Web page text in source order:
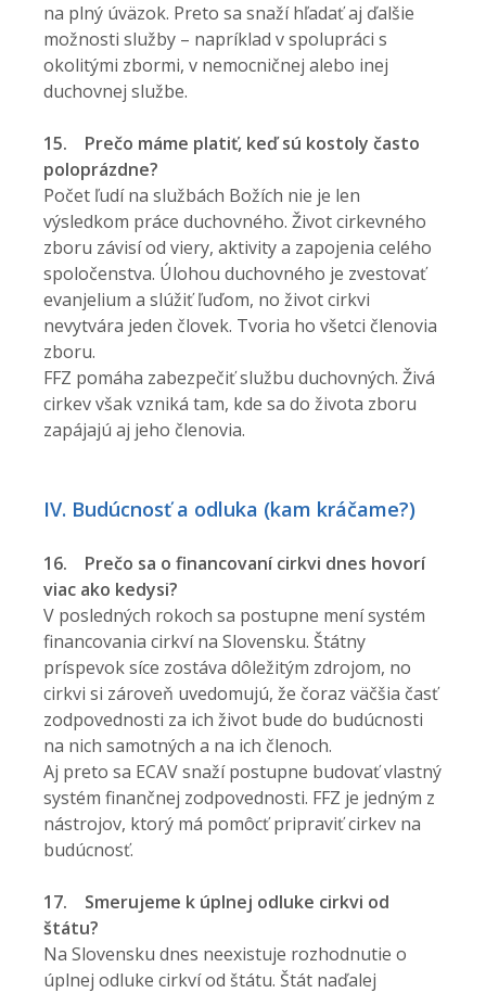
na plný úväzok. Preto sa snaží hľadať aj ďalšie
možnosti služby – napríklad v spolupráci s
okolitými zbormi, v nemocničnej alebo inej
duchovnej službe.
15.
Prečo máme platiť, keď sú kostoly často
poloprázdne?
Počet ľudí na službách Božích nie je len
výsledkom práce duchovného. Život cirkevného
zboru závisí od viery, aktivity a zapojenia celého
spoločenstva. Úlohou duchovného je zvestovať
evanjelium a slúžiť ľuďom, no život cirkvi
nevytvára jeden človek. Tvoria ho všetci členovia
zboru.
FFZ pomáha zabezpečiť službu duchovných. Živá
cirkev však vzniká tam, kde sa do života zboru
zapájajú aj jeho členovia.
IV. Budúcnosť a odluka (kam kráčame?)
16.
Prečo sa o financovaní cirkvi dnes hovorí
viac ako kedysi?
V posledných rokoch sa postupne mení systém
financovania cirkví na Slovensku. Štátny
príspevok síce zostáva dôležitým zdrojom, no
cirkvi si zároveň uvedomujú, že čoraz väčšia časť
zodpovednosti za ich život bude do budúcnosti
na nich samotných a na ich členoch.
Aj preto sa ECAV snaží postupne budovať vlastný
systém finančnej zodpovednosti. FFZ je jedným z
nástrojov, ktorý má pomôcť pripraviť cirkev na
budúcnosť.
17.
Smerujeme k úplnej odluke cirkvi od
štátu?
Na Slovensku dnes neexistuje rozhodnutie o
úplnej odluke cirkví od štátu. Štát naďalej